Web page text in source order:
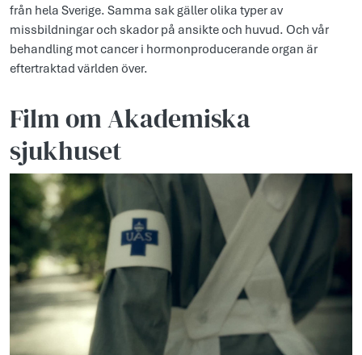
från hela Sverige. Samma sak gäller olika typer av
missbildningar och skador på ansikte och huvud. Och vår
behandling mot cancer i hormonproducerande organ är
eftertraktad världen över.
Film om Akademiska
sjukhuset
Videoinnehåll laddas via en inbäddad spelare.